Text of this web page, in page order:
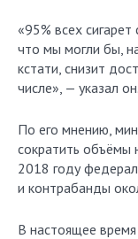
«95% всех
что мы могли бы,
кстати, снизит
числе», — указал он.
По его мнению,
сократить объёмы
2018 году
и контрабанды
В настоящее